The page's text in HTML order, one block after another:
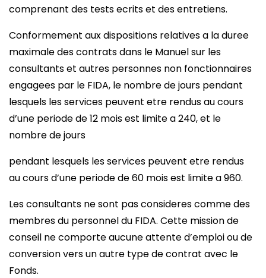
comprenant des tests ecrits et des entretiens.
Conformement aux dispositions relatives a la duree
maximale des contrats dans le Manuel sur les
consultants et autres personnes non fonctionnaires
engagees par le FIDA, le nombre de jours pendant
lesquels les services peuvent etre rendus au cours
d’une periode de 12 mois est limite a 240, et le
nombre de jours
pendant lesquels les services peuvent etre rendus
au cours d’une periode de 60 mois est limite a 960.
Les consultants ne sont pas consideres comme des
membres du personnel du FIDA. Cette mission de
conseil ne comporte aucune attente d’emploi ou de
conversion vers un autre type de contrat avec le
Fonds.